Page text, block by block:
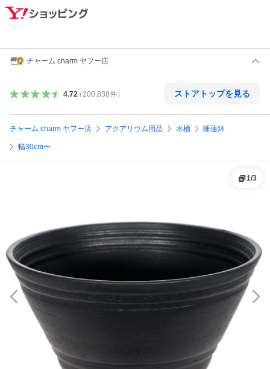
チャーム charm ヤフー店
4.72（ 200,838件） ストアトップを見る
チャーム charm ヤフー店 アクアリウム用品 水槽 睡蓮鉢
幅30cm〜
1/3